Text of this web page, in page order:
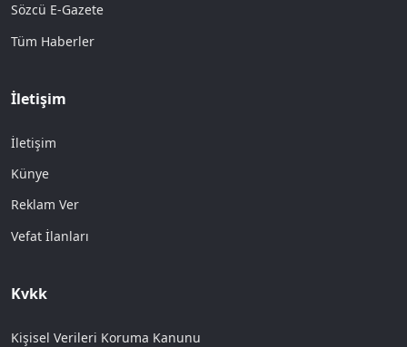
Sözcü E-Gazete
Tüm Haberler
İletişim
İletişim
Künye
Reklam Ver
Vefat İlanları
Kvkk
Kişisel Verileri Koruma Kanunu